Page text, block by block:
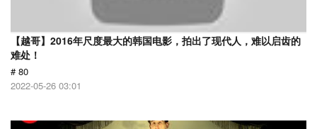
【越哥】2016年尺度最大的韩国电影，拍出了现代人，难以启齿的
难处！
# 80
2022-05-26 03:01